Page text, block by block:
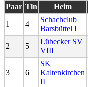
Paar Tln Heim
1 4
Schachclub
Barsbüttel I
2 5
Lübecker SV
VIII
3 6
SK
Kaltenkirchen
II